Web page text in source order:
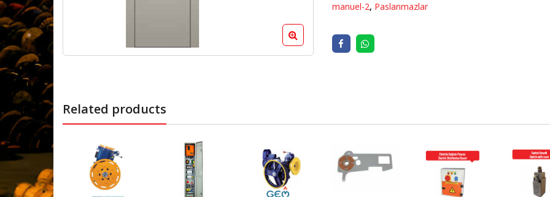
manuel-2, Paslanmazlar
Related products
Kaplamalar ASD 3088
PARLAK